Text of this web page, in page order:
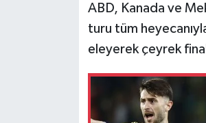
ABD, Kanada ve
turu tüm
eleyerek çeyrek